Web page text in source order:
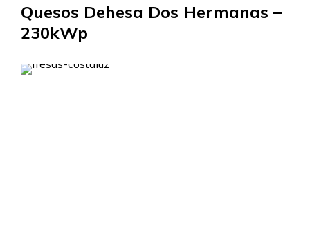
Quesos Dehesa Dos Hermanas –
230kWp